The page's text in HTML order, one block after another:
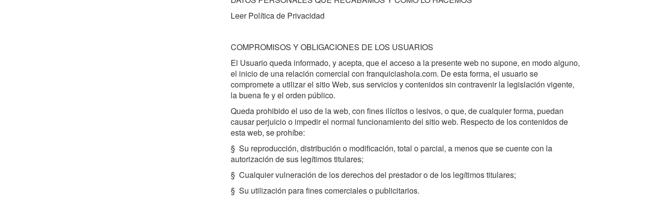
Leer Política de Privacidad
COMPROMISOS Y OBLIGACIONES DE LOS USUARIOS
El Usuario queda informado, y acepta, que el acceso a la presente web no supone, en modo alguno,
el inicio de una relación comercial con franquiciashola.com. De esta forma, el usuario se
compromete a utilizar el sitio Web, sus servicios y contenidos sin contravenir la legislación vigente,
la buena fe y el orden público.
Queda prohibido el uso de la web, con fines ilícitos o lesivos, o que, de cualquier forma, puedan
causar perjuicio o impedir el normal funcionamiento del sitio web. Respecto de los contenidos de
esta web, se prohíbe:
§ Su reproducción, distribución o modificación, total o parcial, a menos que se cuente con la
autorización de sus legítimos titulares;
§ Cualquier vulneración de los derechos del prestador o de los legítimos titulares;
§ Su utilización para fines comerciales o publicitarios.